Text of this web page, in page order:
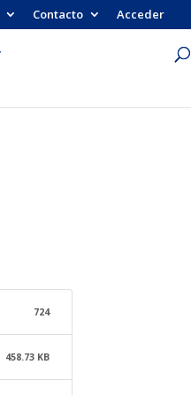
Contacto Acceder
724
458.73 KB